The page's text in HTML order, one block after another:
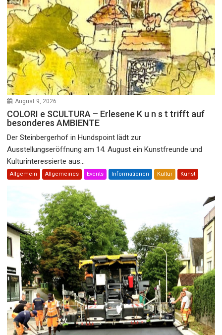
August 9, 2026
COLORI e SCULTURA – Erlesene K u n s t trifft auf
besonderes AMBIENTE
Der Steinbergerhof in Hundspoint lädt zur
Ausstellungseröffnung am 14. August ein Kunstfreunde und
Kulturinteressierte aus...
Allgemein Allgemeines Events Informationen Kultur Kunst